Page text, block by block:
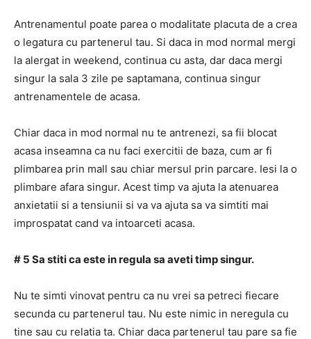
Antrenamentul poate parea o modalitate placuta de a crea
o legatura cu partenerul tau. Si daca in mod normal mergi
la alergat in weekend, continua cu asta, dar daca mergi
singur la sala 3 zile pe saptamana, continua singur
antrenamentele de acasa.
Chiar daca in mod normal nu te antrenezi, sa fii blocat
acasa inseamna ca nu faci exercitii de baza, cum ar fi
plimbarea prin mall sau chiar mersul prin parcare. Iesi la o
plimbare afara singur. Acest timp va ajuta la atenuarea
anxietatii si a tensiunii si va va ajuta sa va simtiti mai
improspatat cand va intoarceti acasa.
# 5 Sa stiti ca este in regula sa aveti timp singur.
Nu te simti vinovat pentru ca nu vrei sa petreci fiecare
secunda cu partenerul tau. Nu este nimic in neregula cu
tine sau cu relatia ta. Chiar daca partenerul tau pare sa fie